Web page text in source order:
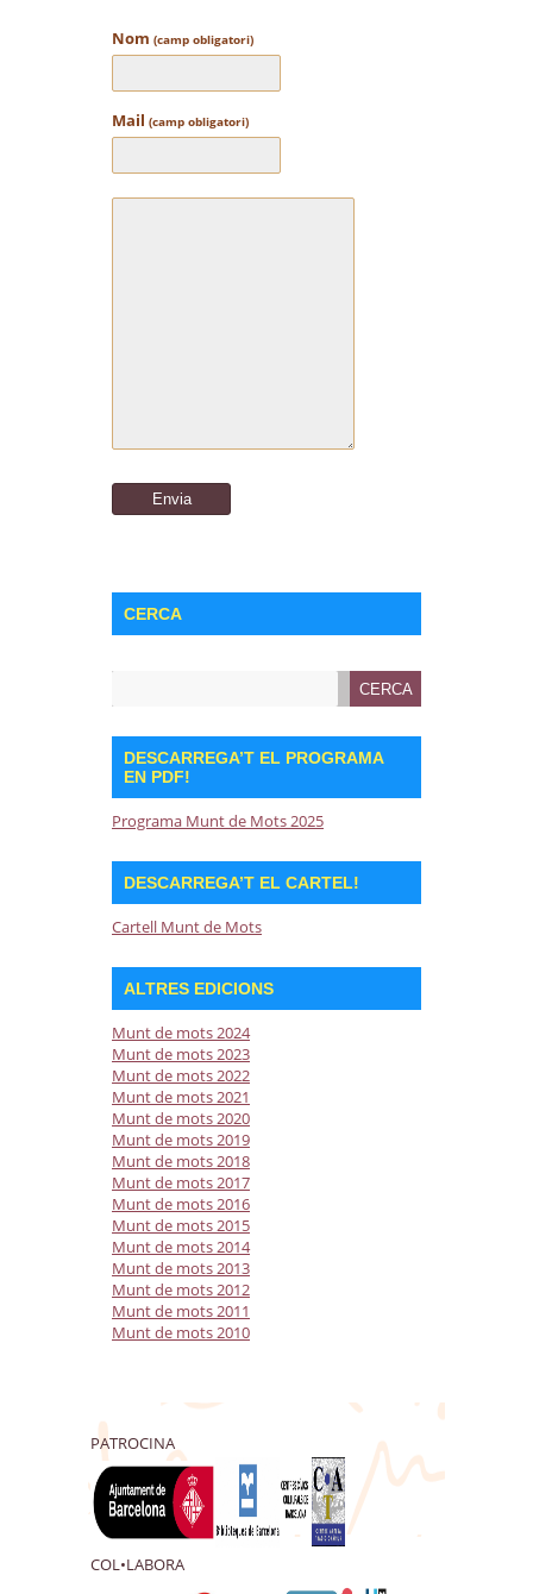
Nom (camp obligatori)
Mail (camp obligatori)
CERCA
DESCARREGA’T EL PROGRAMA
EN PDF!
Programa Munt de Mots 2025
DESCARREGA’T EL CARTEL!
Cartell Munt de Mots
ALTRES EDICIONS
Munt de mots 2024
Munt de mots 2023
Munt de mots 2022
Munt de mots 2021
Munt de mots 2020
Munt de mots 2019
Munt de mots 2018
Munt de mots 2017
Munt de mots 2016
Munt de mots 2015
Munt de mots 2014
Munt de mots 2013
Munt de mots 2012
Munt de mots 2011
Munt de mots 2010
PATROCINA
COL•LABORA